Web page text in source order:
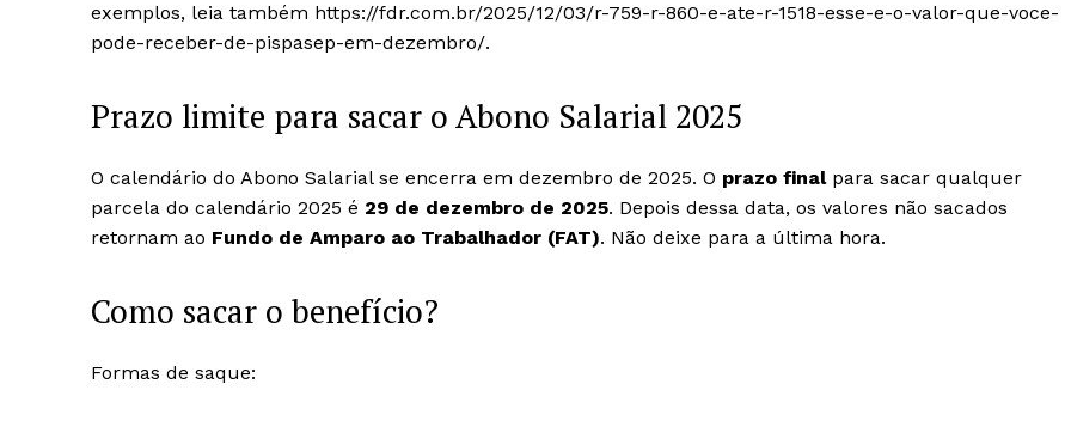
exemplos, leia também https://fdr.com.br/2025/12/03/r-759-r-860-e-ate-r-1518-esse-e-o-valor-que-voce-
pode-receber-de-pispasep-em-dezembro/.
Prazo limite para sacar o Abono Salarial 2025
O calendário do Abono Salarial se encerra em dezembro de 2025. O prazo finalpara sacar qualquer
parcela do calendário 2025 é 29 de dezembro de 2025. Depois dessa data, os valores não sacados
retornam ao Fundo de Amparo ao Trabalhador (FAT). Não deixe para a última hora.
Como sacar o benefício?
Formas de saque: